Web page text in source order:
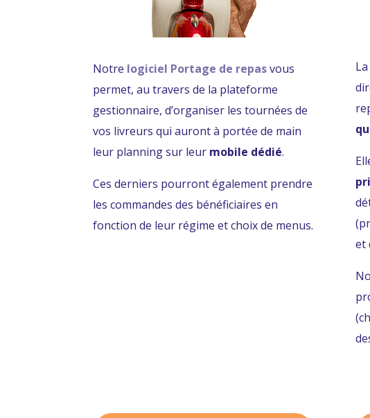
Notre logiciel Portage de repas vous
permet, au travers de la plateforme
gestionnaire, d’organiser les tournées de
vos livreurs qui auront à portée de main
leur planning sur leur mobile dédié.
Ces derniers pourront également prendre
les commandes des bénéficiaires en
fonction de leur régime et choix de menus.
La
et